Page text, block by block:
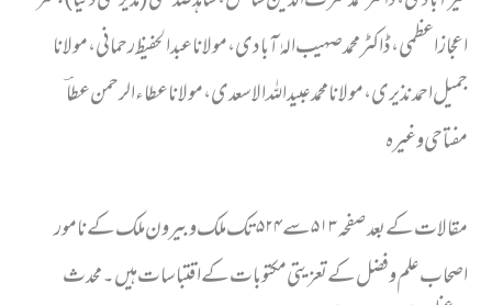
اعجاز اعظمی، ڈاکٹر محمد صہیب الہٰ آبادی،مولانا عبدالحفیظ رحمانی ،مولانا
جمیل احمد نذیری،مولانا محمد عبید اللہ الاسعدی، مولانا عطاء الرحمن عطاؔ
مفتاحی وغیرہ
مقالات کے بعد صفحہ ۵۱۳ سے ۵۲۴ تک ملک وبیرون ملک کے نامور
اصحاب علم وفضل کے تعزیتی مکتوبات کے اقتباسات ہیں۔ محدث